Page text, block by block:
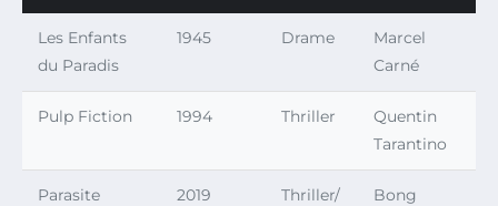
Les Enfants
du Paradis
1945 Drame
Marcel
Carné
Pulp Fiction 1994 Thriller
Quentin
Tarantino
Parasite 2019
Thriller/
Bong